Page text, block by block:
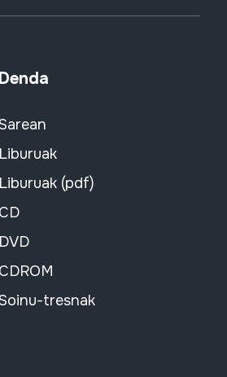
Denda
Liburuak
Liburuak (pdf)
CD
DVD
CDROM
tresnak